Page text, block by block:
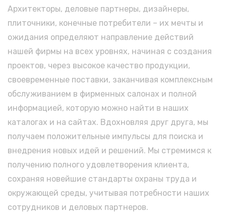
Архитекторы, деловые партнеры, дизайнеры,
плиточники, конечные потребители – их мечты и
ожидания определяют направление действий
нашей фирмы на всех уровнях, начиная с создания
проектов, через высокое качество продукции,
своевременные поставки, заканчивая комплексным
обслуживанием в фирменных салонах и полной
информацией, которую можно найти в наших
каталогах и на сайтах. Вдохновляя друг друга, мы
получаем положительные импульсы для поиска и
внедрения новых идей и решений. Мы стремимся к
получению полного удовлетворения клиента,
сохраняя новейшие стандарты охраны труда и
окружающей среды, учитывая потребности наших
сотрудников и деловых партнеров.